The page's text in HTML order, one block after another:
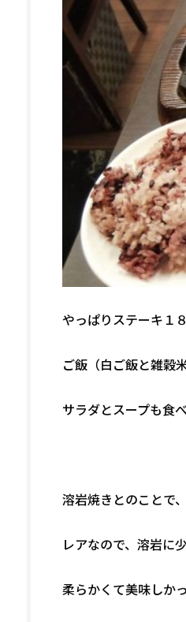
やっぱりステーキ１
ご飯（白ご飯と雑穀
サラダとスープも食
溶岩焼きとのことで
レアなので、溶岩に
柔らかくて美味しか